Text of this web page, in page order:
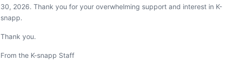
30, 2026. Thank you for your overwhelming support and interest in K-
snapp.
Thank you.
From the K-snapp Staff